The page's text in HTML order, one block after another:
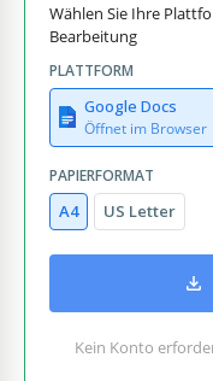
Wählen Sie Ihre
Bearbeitung
PLATTFORM
Google Docs
Öffnet im Browser
PAPIERFORMAT
A4 US Letter
Kein Konto